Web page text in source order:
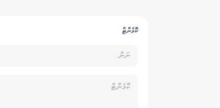
ކޮމެންޓް